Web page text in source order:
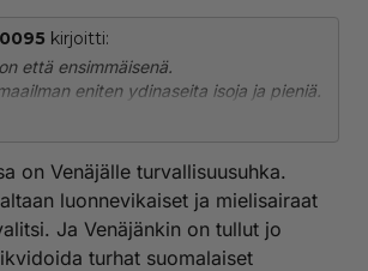
kirjoitti:
että ensimmäisenä.
eniten ydinaseita isoja ja pieniä.
edes teorissakaan ampu kuin pienillä
voi aloittaa ydinsotaa pikku
ninhin voidaan vastata ja niitä voi
propakandaa ja hämäystä.
on Venäjälle turvallisuusuhka.
luonnevikaiset ja mielisairaat
Ja Venäjänkin on tullut jo
turhat suomalaiset